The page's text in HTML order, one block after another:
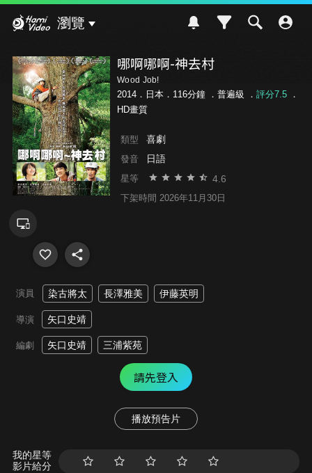
瀏覽
哪啊哪啊-神去村
Wood Job!
2014．日本．116分鐘 ． 普遍級 ． 評分7.5．
HD畫質
類型 喜劇
發音 日語
星等 4.6
下架時間 2026年11月30日
演員 染古將太 長澤雅美 伊藤英明
導演 矢口史靖
編劇 矢口史靖 三浦紫苑
請先登入
播放預告片
我的星等
影片給分